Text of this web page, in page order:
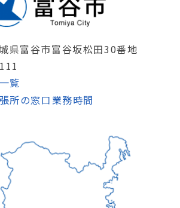
県富谷市富谷坂松田30番地
覧
所の窓口業務時間